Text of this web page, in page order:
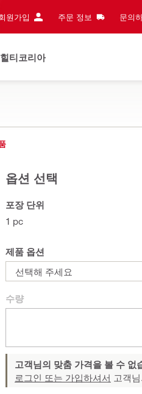
원가입 주문 정보 문의
힐티코리아
옵션 선택
포장 단위
1 pc
제품 옵션
선택해 주세요
수량
고객님의 맞춤 가격을 볼 수 없
로그인 또는 가입하셔서 고객